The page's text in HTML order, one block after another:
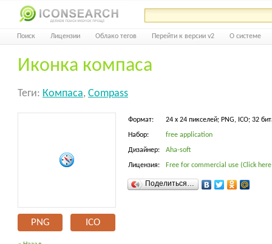
Поиск Лицензии Облако тегов Перейти к версии v2 О системе
Иконка компаса
Теги: Компаса, Compass
PNG ICO
Формат: 24 x 24 пикселей; PNG, ICO; 32
Набор: free application
Дизайнер: Aha-soft
Лицензия: Free for commercial use (Click
Поделиться…